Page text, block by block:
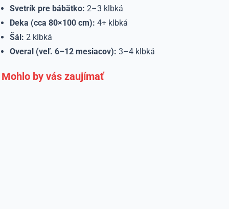
Svetrík pre bábätko: 2–3 klbká
Deka (cca 80×100 cm): 4+ klbká
Šál: 2 klbká
Overal (veľ. 6–12 mesiacov): 3–4 klbká
Mohlo by vás zaujímať